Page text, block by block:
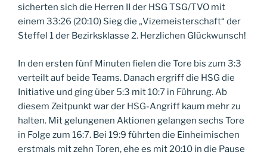
sicherten sich die Herren II der HSG TSG/TVO mit
einem 33:26 (20:10) Sieg die „Vizemeisterschaft“ der
Steffel 1 der Bezirksklasse 2. Herzlichen Glückwunsch!
In den ersten fünf Minuten fielen die Tore bis zum 3:3
verteilt auf beide Teams. Danach ergriff die HSG die
Initiative und ging über 5:3 mit 10:7 in Führung. Ab
diesem Zeitpunkt war der HSG-Angriff kaum mehr zu
halten. Mit gelungenen Aktionen gelangen sechs Tore
in Folge zum 16:7. Bei 19:9 führten die Einheimischen
erstmals mit zehn Toren, ehe es mit 20:10 in die Pause